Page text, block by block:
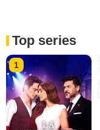
Top series
1